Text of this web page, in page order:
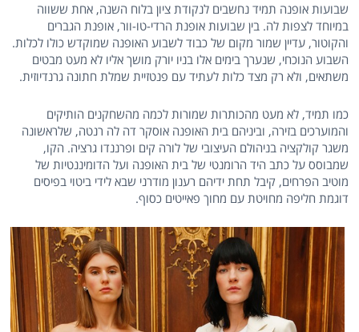
שבועות אופנה תמיד נחשבים לנקודת ציון בלוח השנה, אחת ששווה
במיוחד לצפות לה. בין שבועות אופנת הרדי-טו-וור, אופנת הגברים
והקוטור, עדיין שמור מקום של כבוד לשבוע האופנה שמוקדש כולו לכלות.
השבוע הנוכחי, שנערך בימים אלו בניו יורק מושך אליו לא מעט מבטים
משתאים, ולא רק מצד כלות לעתיד עם פנטזיית שמלת חתונה גרנדיוזית.
כמו תמיד, לא מעט מהכותרות שמורות לכמה מהשחקנים הותיקים
והמוערכים בזירה, וביניהם בית האופנה אוסקר דה לה רנטה, שלראשונה
משגר קולקציה בניהולם העיצובי של לורה קים ופרננדו גרציה. הקו,
שמבוסס על כתב היד הרומנטי של בית האופנה ועל הדומיננטיות של
מוטיב הפרחים, קיבל תחת ידיהם רענון מודרני שבא לידי ביטוי בפיסים
דוגמת חליפה מחויטת עם מחוך פאייטים כסוף.